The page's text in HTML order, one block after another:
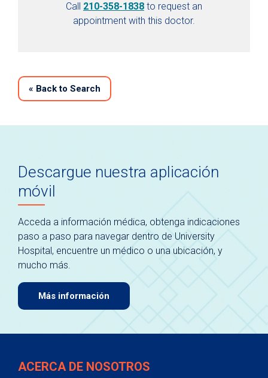
Call 210-358-1838 to request an
appointment with this doctor.
« Back to Search
Descargue nuestra aplicación
móvil
Acceda a información médica, obtenga indicaciones
paso a paso para navegar dentro de University
Hospital, encuentre un médico o una ubicación, y
mucho más.
Más información
ACERCA DE NOSOTROS